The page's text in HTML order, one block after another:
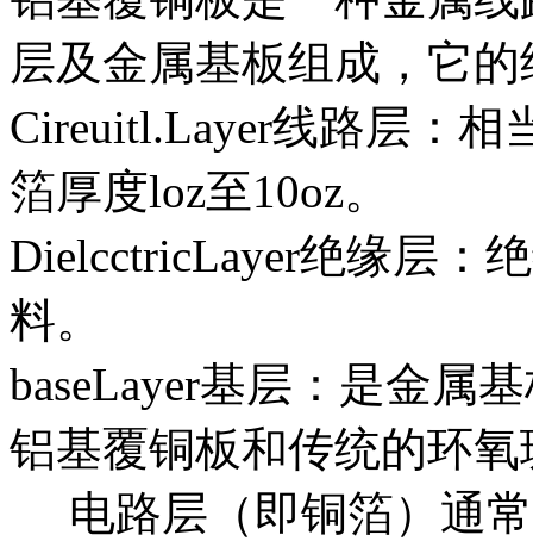
层及金属基板组成，它
Cireuitl.Layer线路层：相
箔厚度loz至10oz。
DielcctricLayer绝缘层：
料。
baseLayer基层：是金属
铝基覆铜板和传统的环
电路层（即铜箔）通